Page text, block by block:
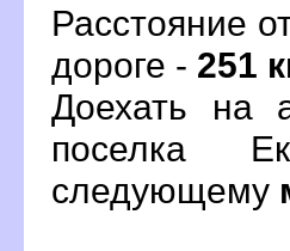
Расстояние
дороге - 251
Доехать на
поселка
следующему